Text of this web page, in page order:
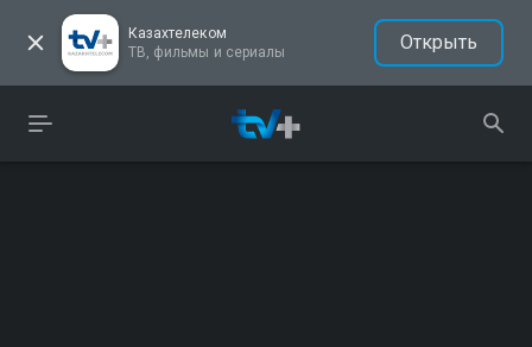
Казахтелеком
ТВ, фильмы и сериалы
Открыть